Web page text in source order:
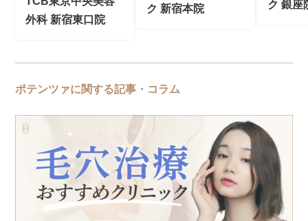
外科 新宿東口院
ク 新宿本院
ク 銀座
ポテンツァに関する記事・コラム